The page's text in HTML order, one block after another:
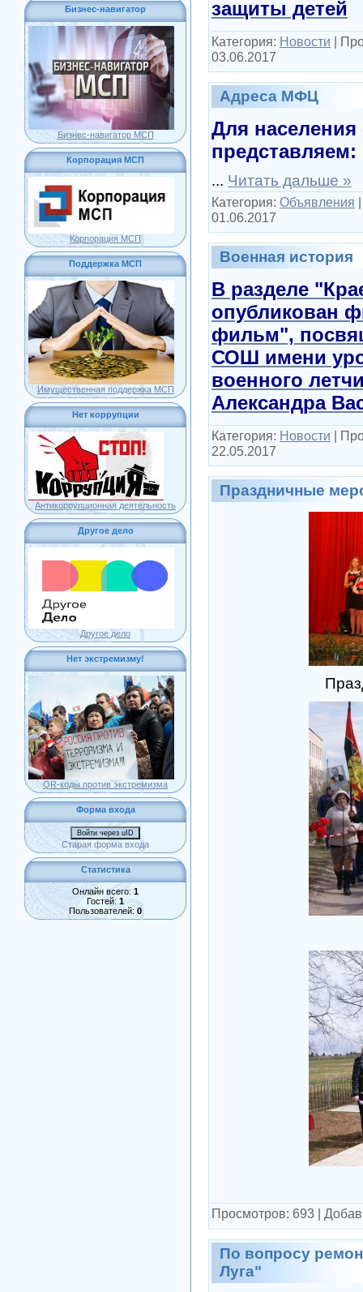
Бизнес-навигатор
Бизнес-навигатор МСП
Корпорация МСП
Корпорация МСП
Поддержка МСП
Имущественная поддержка МСП
Нет коррупции
Антикоррупционная деятельность
Другое дело
Другое дело
Нет экстремизму!
QR-коды против экстремизма
Форма входа
Войти через uID
Старая форма входа
Статистика
Онлайн всего: 1
Гостей: 1
Пользователей: 0
защиты детей
Категория: Новости |
03.06.2017
Адреса МФЦ
Для
представляем:
... Читать дальше »
Категория: Объявления
01.06.2017
Военная история
В разделе
опубликован
фильм",
СОШ имени
военного
Александра
Категория: Новости |
22.05.2017
Праздничные
Просмотров: 693 |
По вопросу
Луга"